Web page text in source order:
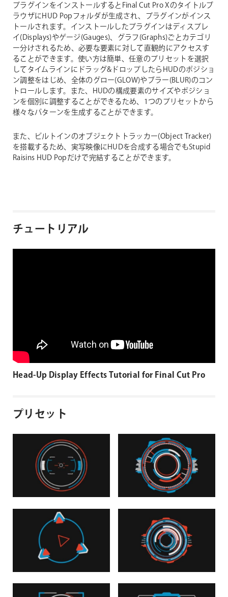
プラグインをインストールするとFinal Cut Pro Xのタイトルブ
ラウザにHUD Popフォルダが生成され、プラグインがインス
トールされます。インストールしたプラグインはディスプレ
イ(Displays)やゲージ(Gauges)、グラフ(Graphs)ごとカテゴリ
ー分けされるため、必要な要素に対して直観的にアクセスす
ることができます。使い方は簡単、任意のプリセットを選択
してタイムラインにドラッグ&ドロップしたらHUDのポジショ
ン調整をはじめ、全体のグロー(GLOW)やブラー(BLUR)のコン
トロールします。また、HUDの構成要素のサイズやポジショ
ンを個別に調整することができるため、1つのプリセットから
様々なパターンを生成することができます。
また、ビルトインのオブジェクトトラッカー(Object Tracker)
を搭載するため、実写映像にHUDを合成する場合でもStupid
Raisins HUD Popだけで完結することができます。
チュートリアル
Head-Up Display Effects Tutorial for Final Cut Pro
プリセット